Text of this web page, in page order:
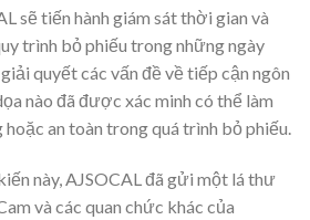
sẽ tiến hành giám sát thời gian và
trình bỏ phiếu trong những ngày
quyết các vấn đề về tiếp cận ngôn
nào đã được xác minh có thể làm
hoặc an toàn trong quá trình bỏ phiếu.
này, AJSOCAL đã gửi một lá thư
và các quan chức khác của